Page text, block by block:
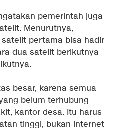
pemerintah juga
Menurutnya,
pertama bisa hadir
dua satelit berikutnya
besar, karena semua
belum terhubung
kantor desa. Itu harus
tinggi, bukan internet